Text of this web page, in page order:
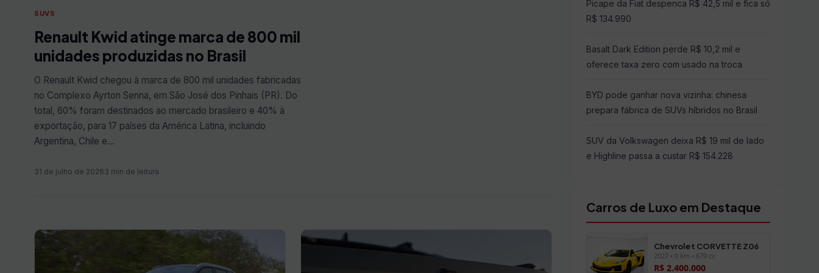
SUVS
Renault Kwid atinge marca de 800 mil
unidades produzidas no Brasil
O Renault Kwid chegou à marca de 800 mil unidades fabricadas
no Complexo Ayrton Senna, em São José dos Pinhais (PR). Do
total, 60% foram destinados ao mercado brasileiro e 40% à
exportação, para 17 países da América Latina, incluindo
Argentina, Chile e…
31 de julho de 20263 min de leitura
Picape da Fiat despenca R$ 42,5 mil e fica só
R$ 134.990
Basalt Dark Edition perde R$ 10,2 mil e
oferece taxa zero com usado na troca
BYD pode ganhar nova vizinha: chinesa
prepara fábrica de SUVs híbridos no Brasil
SUV da Volkswagen deixa R$ 19 mil de lado
e Highline passa a custar R$ 154.228
Carros de Luxo em Destaque
Chevrolet CORVETTE Z06
2027 • 0 km • 679 cv
R$ 2.400.000